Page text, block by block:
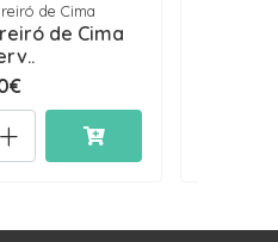
de Cima
de Cima
+